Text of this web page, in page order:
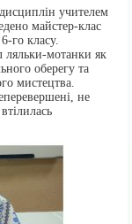
учителем
майстер-клас
го класу.
ляльки-мотанки як
оберегу та
мистецтва.
не